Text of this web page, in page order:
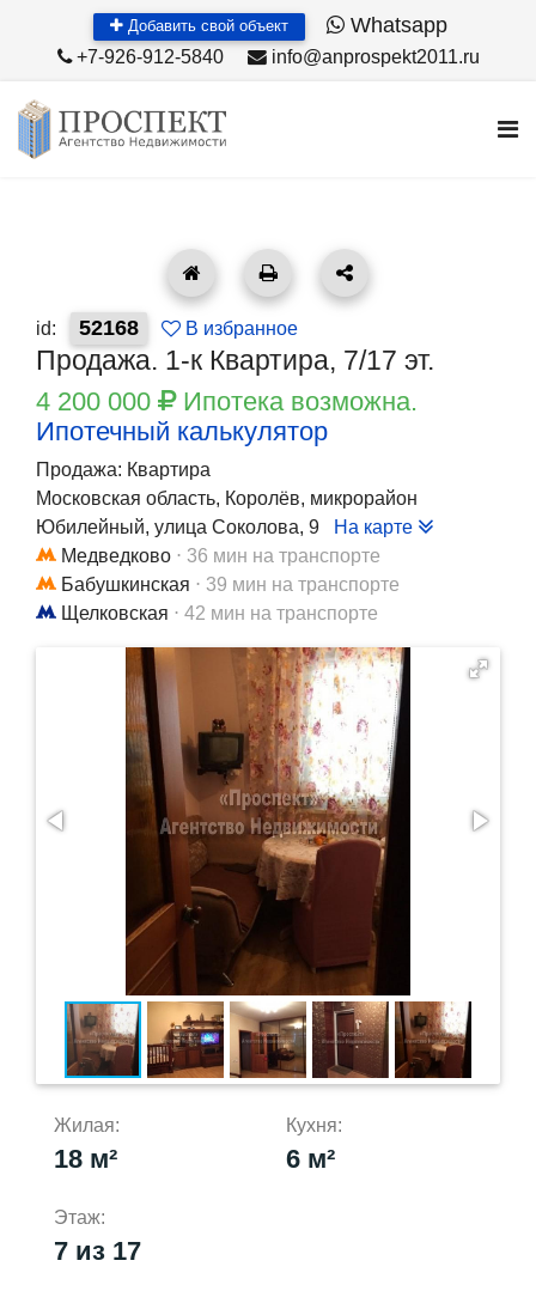
Добавить свой объект Whatsapp
+7-926-912-5840 info@anprospekt2011.ru
id: 52168 В избранное
Продажа. 1-к Квартира, 7/17 эт.
4 200 000
Ипотека возможна.
Ипотечный калькулятор
Продажа: Квартира
Московская область, Королёв, микрорайон
Юбилейный, улица Соколова, 9
На карте
Медведково ⋅ 36 мин на транспорте
Бабушкинская ⋅ 39 мин на транспорте
Щелковская ⋅ 42 мин на транспорте
Жилая:
18 м²
Кухня:
6 м²
Этаж:
7 из 17